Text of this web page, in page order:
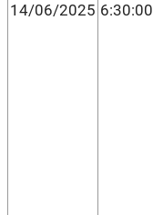
14/06/2025 6:30:00